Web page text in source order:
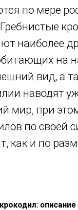
по мере
наиболее
на
вид, а
наводят
мир, при
по своей
как и по
описание